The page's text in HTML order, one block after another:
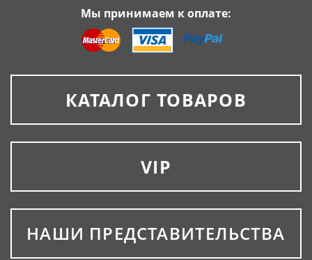
Мы принимаем к оплате:
КАТАЛОГ ТОВАРОВ
VIP
НАШИ ПРЕДСТАВИТЕЛЬСТВА